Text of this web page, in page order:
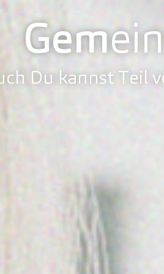
Gem
Du kannst Teil